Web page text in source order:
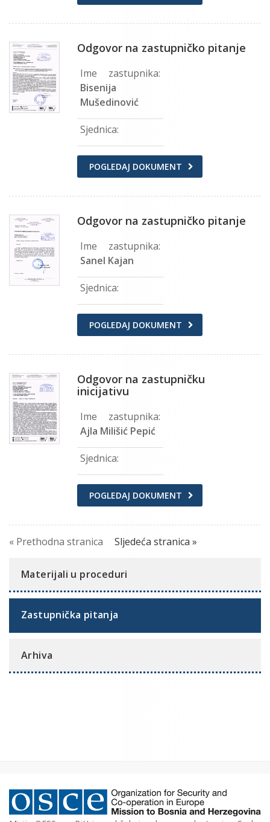
Odgovor na zastupničko pitanje
Ime zastupnika:
Bisenija
Mušedinović
Sjednica:
POGLEDAJ DOKUMENT
Odgovor na zastupničko pitanje
Ime zastupnika:
Sanel Kajan
Sjednica:
POGLEDAJ DOKUMENT
Odgovor na zastupničku
inicijativu
Ime zastupnika:
Ajla Milišić Pepić
Sjednica:
POGLEDAJ DOKUMENT
« Prethodna stranica Sljedeća stranica »
Materijali u proceduri
Zastupnička pitanja
Arhiva